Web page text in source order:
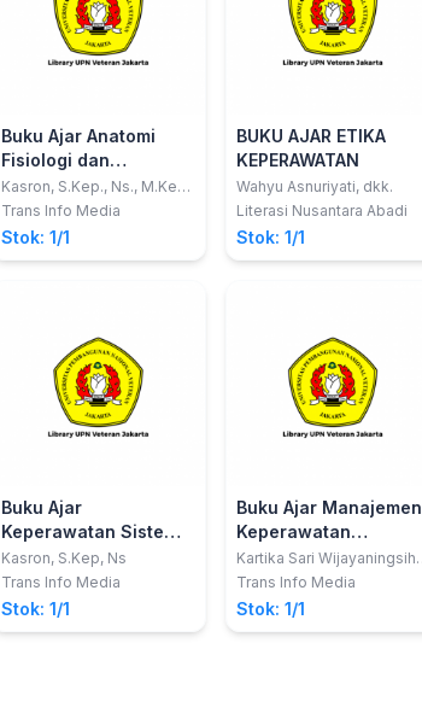
Buku Ajar Anatomi
Fisiologi dan
Gangguan Sistem
Pencernaan
Kasron, S.Kep., Ns., M.Kep.;
Susilawati, S.ST., M.Keb.
Trans Info Media
Stok: 1/1
BUKU AJAR ETIKA
KEPERAWATAN
Wahyu Asnuriyati, dkk.
Literasi Nusantara Abadi
Stok: 1/1
Buku Ajar
Keperawatan Sistem
Kardiovaskuler
Kasron, S.Kep, Ns
Trans Info Media
Stok: 1/1
Buku Ajar Manajemen
Keperawatan
Bencana
Kartika Sari Wijayaningsih,
S.Kep., Ns., M.Kep., M.Pd.;
MM.
Trans Info Media
Stok: 1/1